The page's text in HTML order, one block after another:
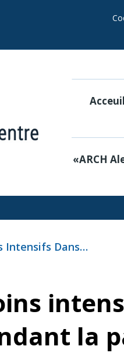
Acceuil
«ARCH
Intensifs Dans…
la